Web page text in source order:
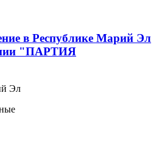
в Республике Марий Эл
"ПАРТИЯ
Эл